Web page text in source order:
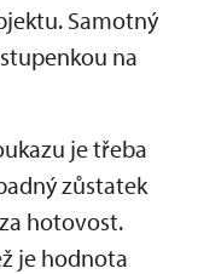
Samotný
na
je třeba
zůstatek
hotovost.
je hodnota